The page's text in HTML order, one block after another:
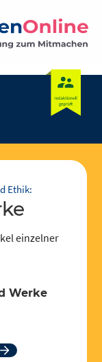
Ethik:
einzelner
Werke